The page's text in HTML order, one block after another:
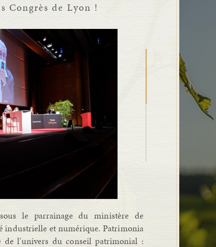
Congrès de Lyon !
le parrainage du ministère de
industrielle et numérique. Patrimonia
de l'univers du conseil patrimonial :